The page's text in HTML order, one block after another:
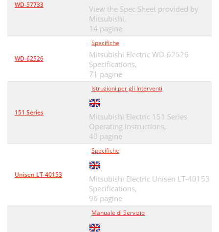
WD-57733
View the Spec Sheet provided by
Mitsubishi,
14 pagine
WD-62526
Specifiche
Mitsubishi Electric WD-62526
Specifications,
71 pagine
151 Series
Istruzioni per gli Interventi
Mitsubishi Electric 151 Series
Operating instructions,
40 pagine
Unisen LT-40153
Specifiche
Mitsubishi Electric Unisen LT-40153
Specifications,
96 pagine
Manuale di Servizio